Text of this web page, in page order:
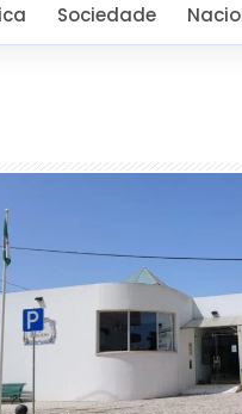
Sociedade